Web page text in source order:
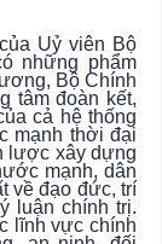
Uỷ viên Bộ
những phẩm
Bộ Chính
tâm đoàn kết,
cả hệ thống
mạnh thời đại
lược xây dựng
mạnh, dân
về đạo đức, trí
luận chính trị.
lĩnh vực chính